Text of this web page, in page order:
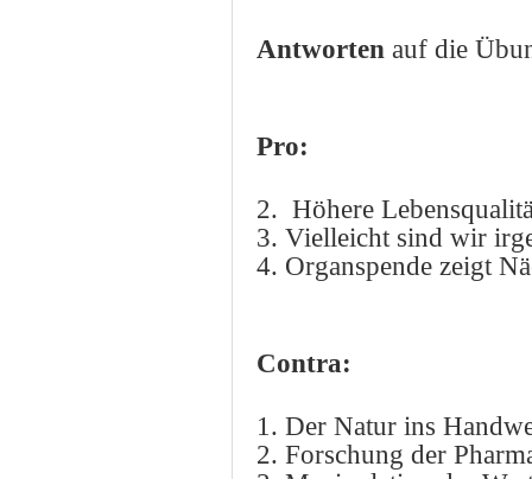
Antworten auf die
Pro:
2. Höhere
3. Vielleicht sind wir
4. Organspende zeigt
Contra:
1. Der Natur ins
2. Forschung der